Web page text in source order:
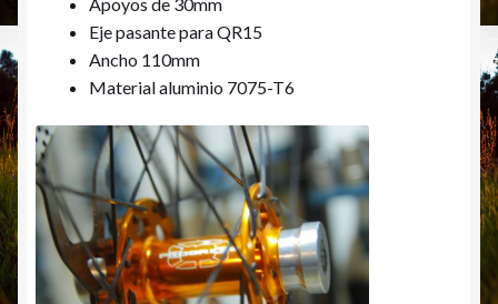
Eje pasante para QR15
Ancho 110mm
Material aluminio 7075-T6